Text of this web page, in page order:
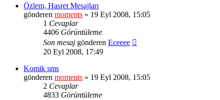
Özlem, Hasret Mesajları
gönderen moments » 19 Eyl 2008, 15:05
1 Cevaplar
4406 Görüntüleme
Son mesaj gönderen Eceeee
20 Eyl 2008, 17:49
Komik sms
gönderen moments » 19 Eyl 2008, 15:05
2 Cevaplar
4833 Görüntüleme